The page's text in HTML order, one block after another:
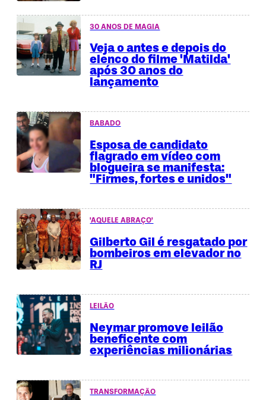
30 ANOS DE MAGIA
Veja o antes e depois do
elenco do filme 'Matilda'
após 30 anos do
lançamento
BABADO
Esposa de candidato
flagrado em vídeo com
blogueira se manifesta:
"Firmes, fortes e unidos"
'AQUELE ABRAÇO'
Gilberto Gil é resgatado por
bombeiros em elevador no
RJ
LEILÃO
Neymar promove leilão
beneficente com
experiências milionárias
TRANSFORMAÇÃO